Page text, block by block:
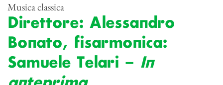
Musica classica
Direttore: Alessandro
Bonato, fisarmonica:
Samuele Telari – In